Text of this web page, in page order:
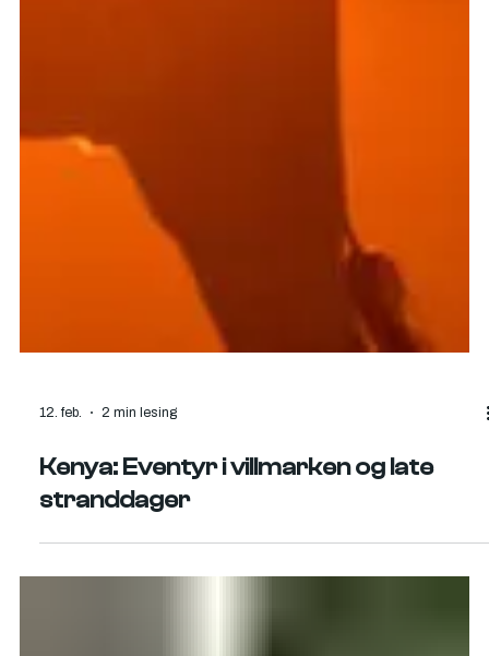
2 min lesing
Kenya: Eventyr i villmarken og late